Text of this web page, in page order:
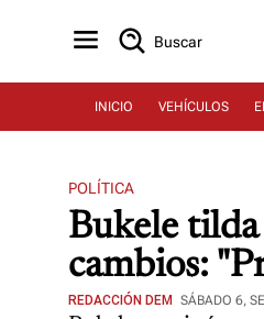
Buscar
INICIO VEHÍCULOS
POLÍTICA
Bukele
cambios:
REDACCIÓN DEM SÁBADO 6,